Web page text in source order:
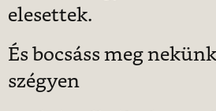
elesettek.
És bocsáss meg
szégyen